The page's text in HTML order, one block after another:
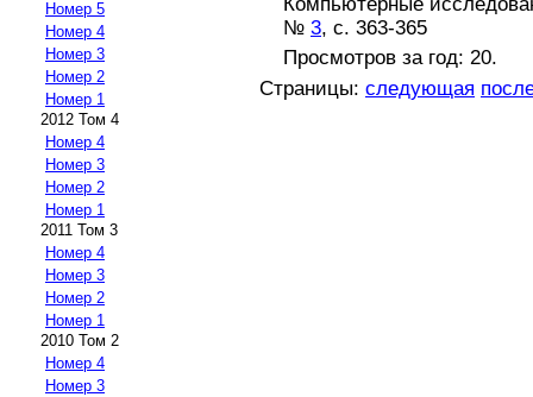
Номер 5
Номер 4
Номер 3
Номер 2
Номер 1
2012 Том 4
Номер 4
Номер 3
Номер 2
Номер 1
2011 Том 3
Номер 4
Номер 3
Номер 2
Номер 1
2010 Том 2
Номер 4
Номер 3
№ 3, с. 363-365
Просмотров за год: 20.
Страницы: следующая